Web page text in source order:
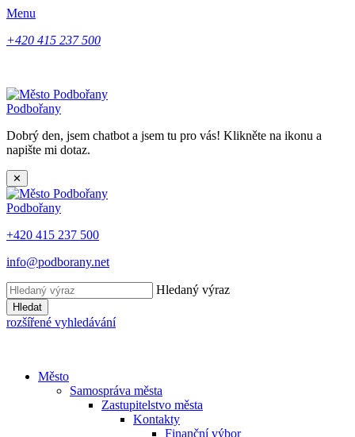
Menu
+420 415 237 500
Podbořany
Dobrý den, jsem chatbot a jsem tu pro vás! Klikněte na ikonu a
napište mi dotaz.
✕
Podbořany
+420 415 237 500
info@podborany.net
Hledaný výraz
Hledat
rozšířené vyhledávání
Město
Samospráva města
Zastupitelstvo města
Kontakty
Finanční výbor